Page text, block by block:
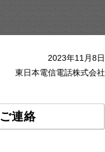
2023年11月8日
東日本電信電話株式会社
連絡